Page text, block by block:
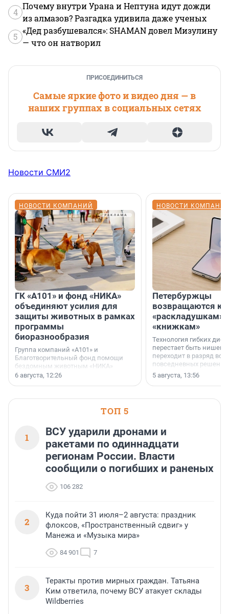
4
Почему внутри Урана и Нептуна идут дожди
из алмазов? Разгадка удивила даже ученых
5
«Дед разбушевался»: SHAMAN довел Мизулину
— что он натворил
ПРИСОЕДИНИТЬСЯ
Самые яркие фото и видео дня — в
наших группах в социальных сетях
Новости СМИ2
НОВОСТИ КОМПАНИЙ
ГК «А101» и фонд «НИКА»
объединяют усилия для
защиты животных в рамках
программы
биоразнообразия
Группа компаний «А101» и
Благотворительный фонд помощи
бездомным животным «НИКА»
заключили соглашение о
6 августа, 12:26
НОВОСТИ
Петербуржцы
возвращаются к
«раскладушкам»
«книжкам»
Технология гибких
перестает быть
переходит в разряд
повседневных
5 августа, 13:56
ТОП 5
1
ВСУ ударили дронами и
ракетами по одиннадцати
регионам России. Власти
сообщили о погибших и раненых
106 282
2
Куда пойти 31 июля–2 августа: праздник
флоксов, «Пространственный сдвиг» у
Манежа и «Музыка мира»
84 901 7
3
Теракты против мирных граждан. Татьяна
Ким ответила, почему ВСУ атакует склады
Wildberries